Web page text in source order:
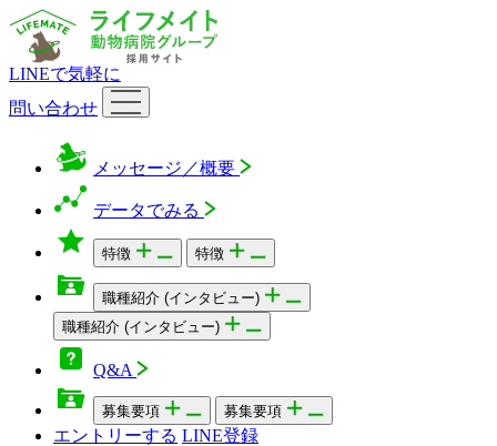
LINEで気軽に
問い合わせ
メッセージ／概要
データでみる
特徴 特徴
職種紹介 (インタビュー)
職種紹介 (インタビュー)
Q&A
募集要項 募集要項
エントリーする LINE登録